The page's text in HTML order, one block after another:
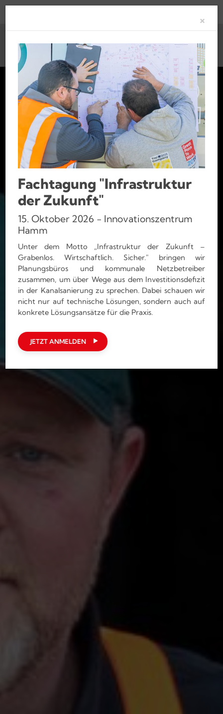
×
Fachtagung "Infrastruktur
der Zukunft"
15. Oktober 2026 - Innovationszentrum
Hamm
Unter dem Motto „Infrastruktur der Zukunft –
Grabenlos. Wirtschaftlich. Sicher." bringen wir
Planungsbüros und kommunale Netzbetreiber
zusammen, um über Wege aus dem Investitionsdefizit
in der Kanalsanierung zu sprechen. Dabei schauen wir
nicht nur auf technische Lösungen, sondern auch auf
konkrete Lösungsansätze für die Praxis.
JETZT ANMELDEN